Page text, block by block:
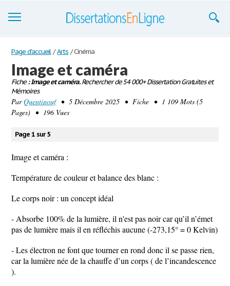
Dissertations
S'inscrire
Se connecter
Contactez-nous
Page d'accueil / Arts /Cinéma
Image et caméra
Fiche: Image et caméra.Rechercher de 54 000+ Dissertation Gratuites et
Mémoires
ParQuentinouf• 5 Décembre 2025 • Fiche • 1 109 Mots (5
Pages) • 196 Vues
Page 1 sur 5
Image et caméra :
Température de couleur et balance des blanc :
Le corps noir : un concept idéal
- Absorbe 100% de la lumière, il n'est pas noir car qu’il n’émet
pas de lumière mais il en réfléchis aucune (-273,15° = 0 Kelvin)
- Les électron ne font que tourner en rond donc il se passe rien,
car la lumière née de la chauffe d’un corps ( de l’incandescence
).